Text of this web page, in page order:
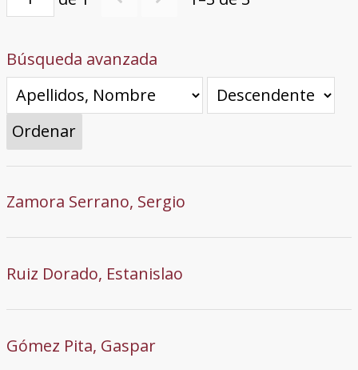
Búsqueda avanzada
Ordenar
Zamora Serrano, Sergio
Ruiz Dorado, Estanislao
Gómez Pita, Gaspar